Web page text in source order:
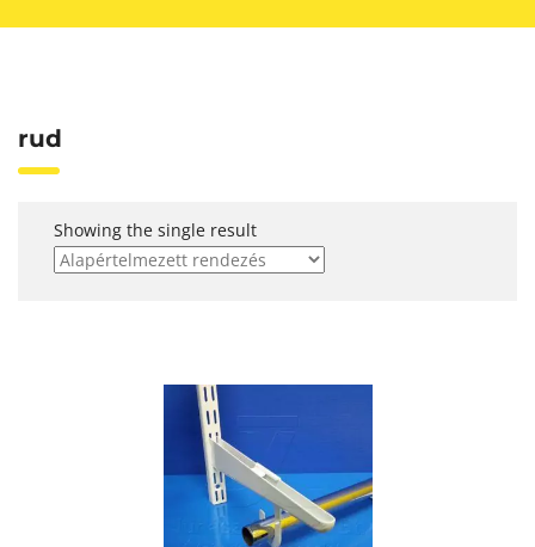
rud
Showing the single result